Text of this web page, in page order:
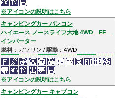
※アイコンの説明はこちら
キャンピングカー バンコン
ハイエース ノースライフ大地 4WD FF
インバーター
燃料：ガソリン /駆動：4WD
※アイコンの説明はこちら
キャンピングカー キャブコン